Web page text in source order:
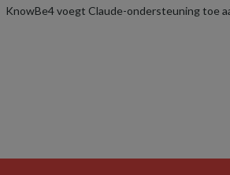
KnowBe4 voegt Claude-ondersteuning toe